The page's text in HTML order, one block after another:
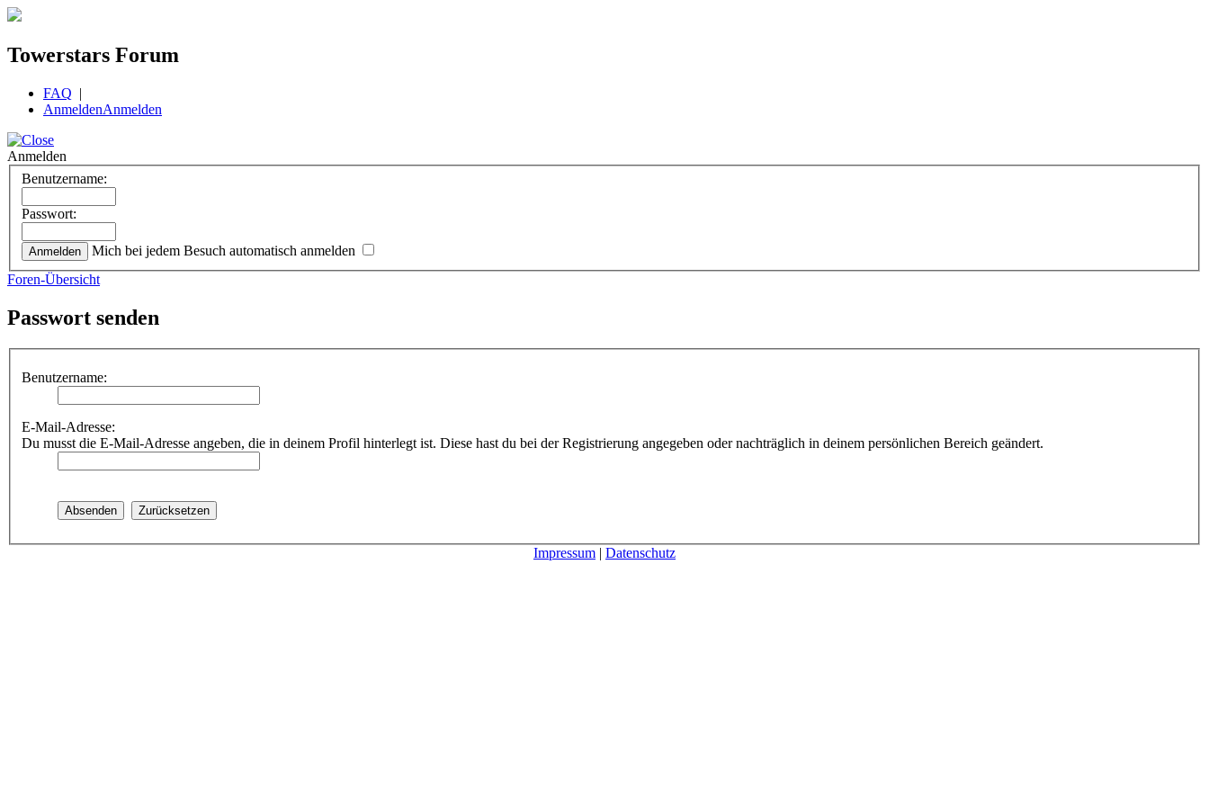
Towerstars Forum
FAQ |
AnmeldenAnmelden
Anmelden
Benutzername:
Passwort:
Mich bei jedem Besuch automatisch anmelden
Foren-Übersicht
Passwort senden
Benutzername:
E-Mail-Adresse:
Du musst die E-Mail-Adresse angeben, die in deinem Profil hinterlegt ist. Diese hast du bei der Registrierung angegeben oder nachträglich in deinem persönlichen Bereich geändert.
Impressum | Datenschutz